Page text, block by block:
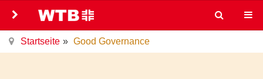
Startseite Good Governance